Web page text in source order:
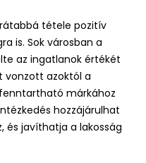
tétele pozitív
is. Sok városban a
az ingatlanok értékét
vonzott azoktól a
márkához
hozzájárulhat
és javíthatja a lakosság